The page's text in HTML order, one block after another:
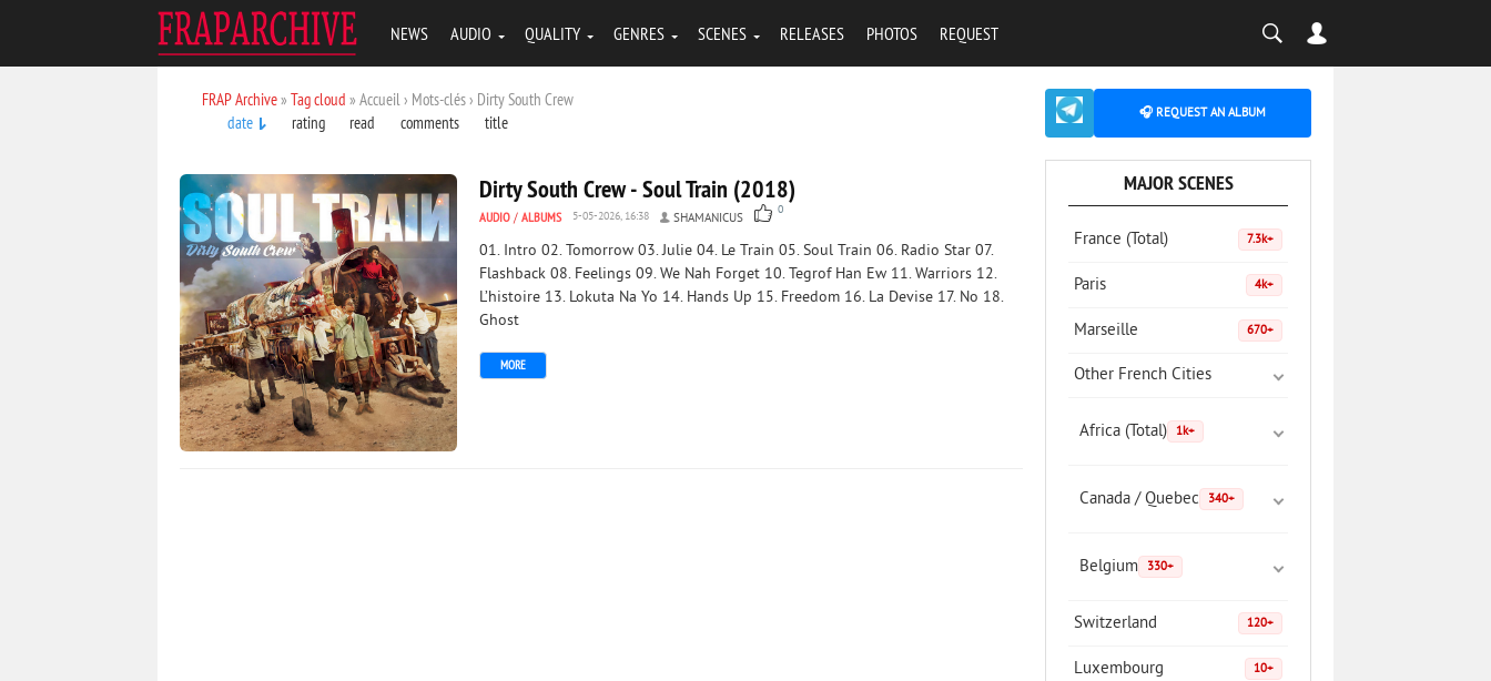
NEWS AUDIO QUALITY GENRES SCENES RELEASES PHOTOS REQUEST
FRAP Archive» Tag cloud » Accueil › Mots-clés › Dirty South Crew
date
rating read comments title
Dirty South Crew - Soul Train (2018)
AUDIO / ALBUMS 5-05-2026, 16:38 SHAMANICUS
0
01. Intro 02. Tomorrow 03. Julie 04. Le Train 05. Soul Train 06. Radio Star 07.
Flashback 08. Feelings 09. We Nah Forget 10. Tegrof Han Ew 11. Warriors 12.
L’histoire 13. Lokuta Na Yo 14. Hands Up 15. Freedom 16. La Devise 17. No 18.
Ghost
MORE
🎧 REQUEST AN ALBUM
MAJOR SCENES
France (Total) 7.3k+
Paris 4k+
Marseille 670+
Other French Cities
Africa (Total) 1k+
Canada / Quebec 340+
Belgium 330+
Switzerland 120+
Luxembourg 10+